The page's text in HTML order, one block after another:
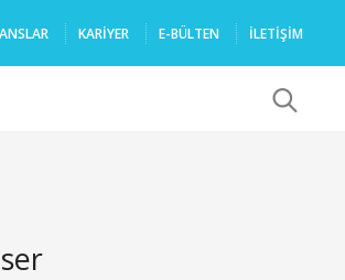
KARIYER E-BÜLTEN İLETİŞİM